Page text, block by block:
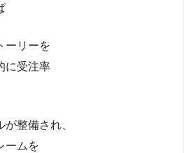
ーリーを
に受注率
が整備され、
ームを